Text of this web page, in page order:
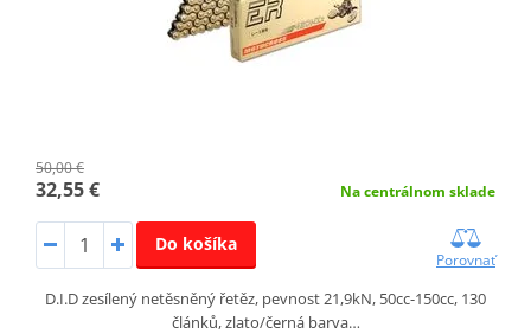
50,00 €
32,55 € Na centrálnom sklade
Do košíka
Porovnať
D.I.D zesílený netěsněný řetěz, pevnost 21,9kN, 50cc-150cc, 130
článků, zlato/černá barva…